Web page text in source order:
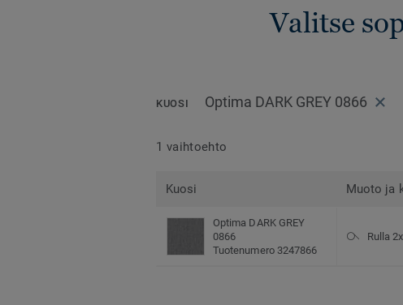
Valitse
KUOSI Optima DARK GREY 0866
1 vaihtoehto
Kuosi Muoto ja
Optima DARK GREY
0866
Tuotenumero 3247866
Rulla